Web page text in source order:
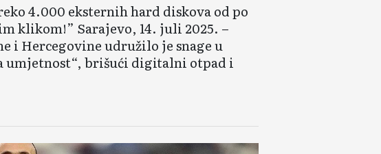
4.000 eksternih hard diskova od po
klikom!” Sarajevo, 14. juli 2025. –
i Hercegovine udružilo je snage u
umjetnost“, brišući digitalni otpad i